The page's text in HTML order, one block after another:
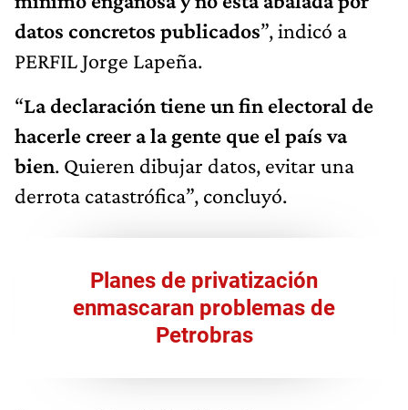
datos concretos publicados”, indicó a
PERFIL Jorge Lapeña.
“La declaración tiene un fin electoral de
hacerle creer a la gente que el país va
bien. Quieren dibujar datos, evitar una
derrota catastrófica”, concluyó.
Planes de privatización
enmascaran problemas de
Petrobras